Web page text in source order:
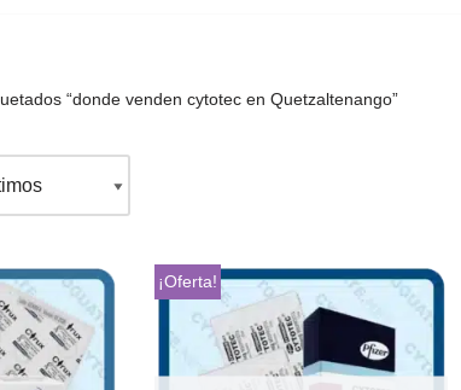
“donde venden cytotec en Quetzaltenango”
¡Oferta!